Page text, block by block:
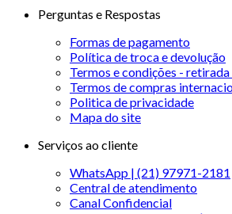
Perguntas e Respostas
Formas de pagamento
Política de troca e devolução
Termos e condições - retirada
Termos de compras
Politica de privacidade
Mapa do site
Serviços ao cliente
WhatsApp | (21) 97971-2181
Central de atendimento
Canal Confidencial